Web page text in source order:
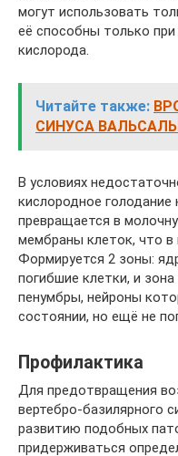
могут использовать
её способны только
кислорода.
Читайте также:
СИНУСА
В условиях
кислородное голодание
превращается в
мембраны клеток, что в
Формируется 2 зоны:
погибшие клетки, и
пенумбры, нейроны
состоянии, но ещё не
Профилактика
Для предотвращения
вертебро-базилярного
развитию подобных
придерживаться